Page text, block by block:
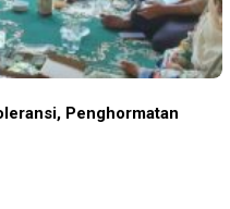
Penghormatan